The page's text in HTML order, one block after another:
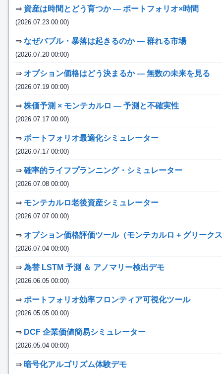
⇒ 資産は時間とどう育つか — ポートフォリオ×時間
(2026.07.23 00:00)
⇒ なぜバブル・暴落は起きるのか — 群れる市場
(2026.07.20 00:00)
⇒ オプション価格はどう決まるか — 無数の未来を見る
(2026.07.19 00:00)
⇒ 株価予測 × モンテカルロ — 予測と不確実性
(2026.07.17 00:00)
⇒ ポートフォリオ最適化シミュレーター
(2026.07.17 00:00)
⇒ 確率的ライフプランニング・シミュレーター
(2026.07.08 00:00)
⇒ モンテカルロ老後資産シミュレーター
(2026.07.07 00:00)
⇒ オプション価格評価ツール（モンテカルロ + グリーク
(2026.07.04 00:00)
⇒ 為替 LSTM 予測 ＆ アノマリー検出デモ
(2026.06.05 00:00)
⇒ ポートフォリオ効率フロンティア可視化ツール
(2026.05.05 00:00)
⇒ DCF 企業価値簡易シミュレーター
(2026.05.04 00:00)
⇒ 暗号化アルゴリズム体験デモ